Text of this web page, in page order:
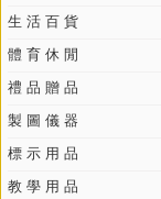
生 活 百 貨
體 育 休 閒
禮 品 贈 品
製 圖 儀 器
標 示 用 品
教 學 用 品